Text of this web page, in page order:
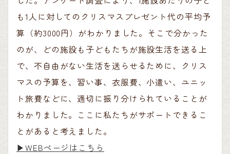
も1人に対してのクリスマスプレゼント代の平均予
算（約3000円）がわかりました。そこで分かった
のが、どの施設も子どもたちが施設生活を送る上
で、不自由がない生活を送らせるために、クリス
マスの予算を、習い事、衣服費、小遣い、ユニッ
ト旅費などに、適切に振り分けられていることが
わかりました。ここに私たちがサポートできるこ
とがあると考えました。
▶︎WEBページはこちら